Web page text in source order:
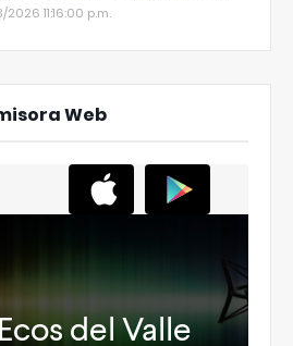
2026 11:16:00 p.m.
Web